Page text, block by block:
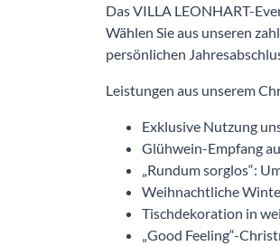
Das VILLA LEONHART-
Wählen Sie aus unseren
persönlichen
Leistungen aus unserem
Exklusive Nutzung
Glühwein-Empfang
„Rundum sorglos“:
Weihnachtliche
Tischdekoration in
„Good Feeling“-